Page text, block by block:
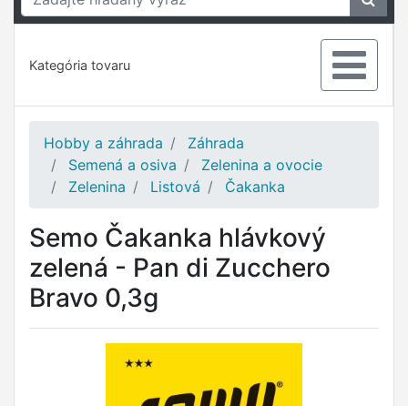
Kategória tovaru
Hobby a záhrada
Záhrada
Semená a osiva
Zelenina a ovocie
Zelenina
Listová Čakanka
Semo Čakanka hlávkový
zelená - Pan di Zucchero
Bravo 0,3g